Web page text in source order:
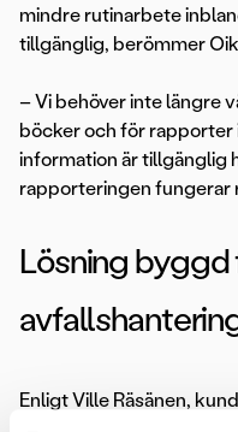
mindre rutinarbete
tillgänglig, berömmer
– Vi behöver inte längre
böcker och för rapporter
information är tillgänglig
rapporteringen fungerar
Lösning byggd
Enligt Ville Räsänen,